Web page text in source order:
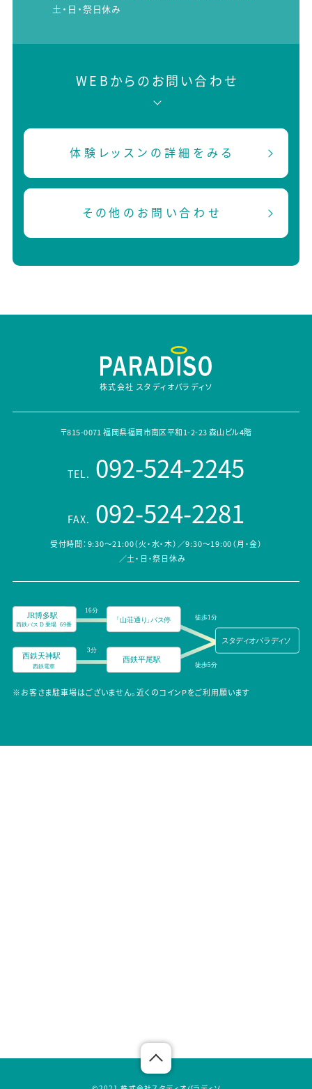
土・日・祭日休み
WEBからのお問い合わせ
体験レッスンの詳細をみる
その他のお問い合わせ
株式会社 スタディオパラディソ
〒815-0071 福岡県福岡市南区平和1-2-23 森山ビル4階
TEL. 092-524-2245
FAX. 092-524-2281
受付時間：9:30～21:00（火・水・木）／9:30～19:00（月・金）
／土・日・祭日休み
※お客さま駐車場はございません。近くのコインPをご利用願います